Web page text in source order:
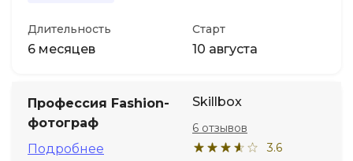
Длительность
6 месяцев
Старт
10 августа
Профессия Fashion-
фотограф
Подробнее
Skillbox
3.6
6 отзывов